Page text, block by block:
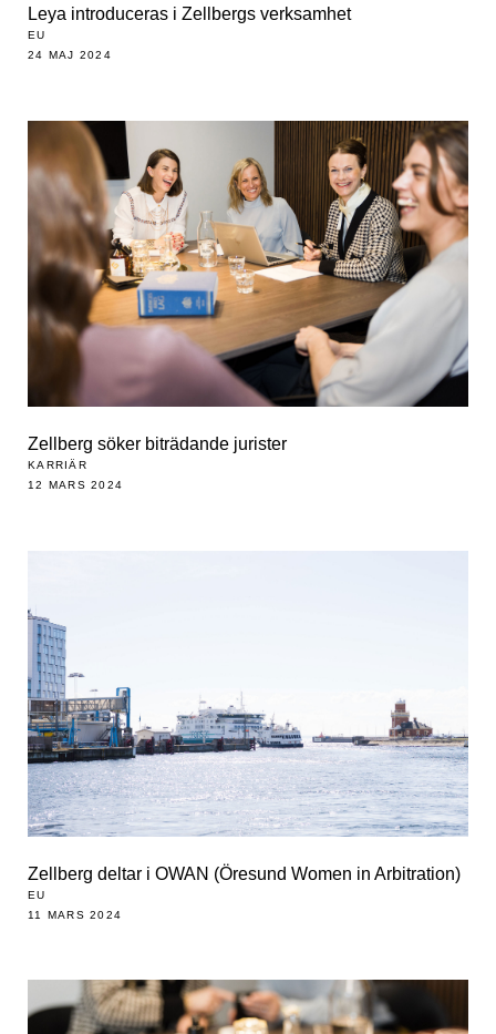
Leya introduceras i Zellbergs verksamhet
EU
24 MAJ 2024
Zellberg söker biträdande jurister
KARRIÄR
12 MARS 2024
Zellberg deltar i OWAN (Öresund Women in Arbitration)
EU
11 MARS 2024